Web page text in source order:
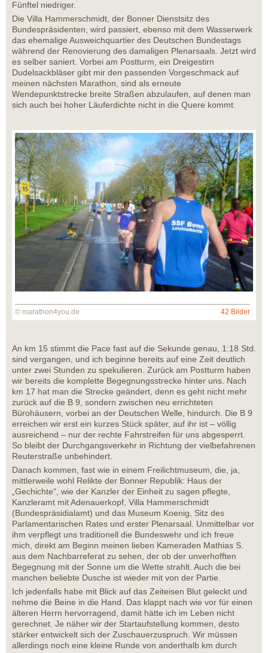
Fünftel niedriger.
Die Villa Hammerschmidt, der Bonner Dienstsitz des
Bundespräsidenten, wird passiert, ebenso mit dem Wasserwerk
das ehemalige Ausweichquartier des Deutschen Bundestags
während der Renovierung des damaligen Plenarsaals. Jetzt wird
es selber saniert. Vorbei am Postturm, ein Dreigestirn
Dudelsackbläser gibt mir den passenden Vorgeschmack auf
meinen nächsten Marathon, sind als erneute
Wendepunktstrecke breite Straßen abzulaufen, auf denen man
sich auch bei hoher Läuferdichte nicht in die Quere kommt.
© marathon4you.de 42 Bilder
An km 15 stimmt die Pace fast auf die Sekunde genau, 1:18 Std.
sind vergangen, und ich beginne bereits auf eine Zeit deutlich
unter zwei Stunden zu spekulieren. Zurück am Postturm haben
wir bereits die komplette Begegnungsstrecke hinter uns. Nach
km 17 hat man die Strecke geändert, denn es geht nicht mehr
zurück auf die B 9, sondern zwischen neu errichteten
Bürohäusern, vorbei an der Deutschen Welle, hindurch. Die B 9
erreichen wir erst ein kurzes Stück später, auf ihr ist – völlig
ausreichend – nur der rechte Fahrstreifen für uns abgesperrt.
So bleibt der Durchgangsverkehr in Richtung der vielbefahrenen
Reuterstraße unbehindert.
Danach kommen, fast wie in einem Freilichtmuseum, die, ja,
mittlerweile wohl Relikte der Bonner Republik: Haus der
„Gechichte“, wie der Kanzler der Einheit zu sagen pflegte,
Kanzleramt mit Adenauerkopf, Villa Hammerschmidt
(Bundespräsidialamt) und das Museum Koenig, Sitz des
Parlamentarischen Rates und erster Plenarsaal. Unmittelbar vor
ihm verpflegt uns traditionell die Bundeswehr und ich freue
mich, direkt am Beginn meinen lieben Kameraden Mathias S.
aus dem Nachbarreferat zu sehen, der ob der unverhofften
Begegnung mit der Sonne um die Wette strahlt. Auch die bei
manchen beliebte Dusche ist wieder mit von der Partie.
Ich jedenfalls habe mit Blick auf das Zeiteisen Blut geleckt und
nehme die Beine in die Hand. Das klappt nach wie vor für einen
älteren Herrn hervorragend, damit hätte ich im Leben nicht
gerechnet. Je näher wir der Startaufstellung kommen, desto
stärker entwickelt sich der Zuschauerzuspruch. Wir müssen
allerdings noch eine kleine Runde von anderthalb km durch